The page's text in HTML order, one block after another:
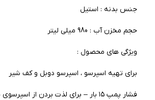
جنس بدنه : استیل
حجم مخزن آب : 980 میلی لیتر
ویژگی های محصول :
برای تهیه اسپرسو ، اسپرسو دوبل و کف شیر
فشار پمپ ۱۵ بار – برای لذت بردن از اسپرسوی بی‌نظیر